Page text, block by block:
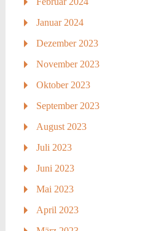
Januar 2024
Dezember 2023
November 2023
Oktober 2023
September 2023
August 2023
Juli 2023
Juni 2023
Mai 2023
April 2023